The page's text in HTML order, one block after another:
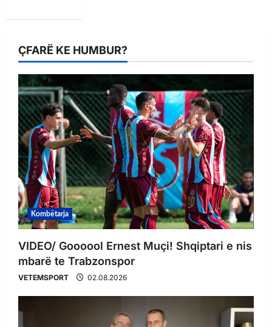
ÇFARË KE HUMBUR?
Kombëtarja
VIDEO/ Goooool Ernest Muçi! Shqiptari e nis
mbarë te Trabzonspor
VETEMSPORT 02.08.2026